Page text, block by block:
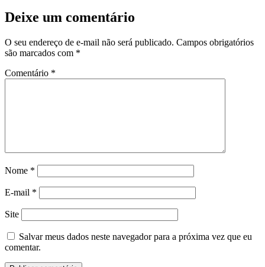
Deixe um comentário
O seu endereço de e-mail não será publicado. Campos obrigatórios
são marcados com *
Comentário *
Nome *
E-mail *
Site
Salvar meus dados neste navegador para a próxima vez que eu
comentar.